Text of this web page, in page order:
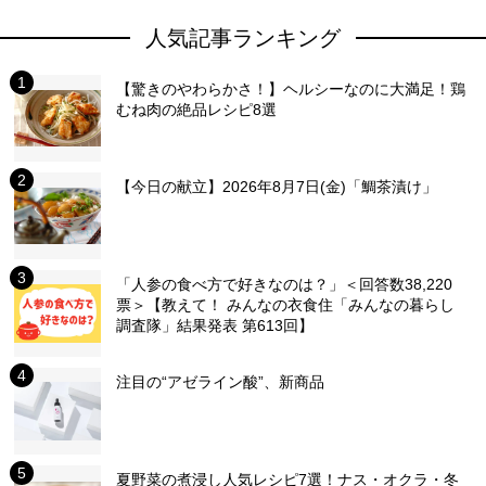
人気記事ランキング
【驚きのやわらかさ！】ヘルシーなのに大満足！鶏
むね肉の絶品レシピ8選
【今日の献立】2026年8月7日(金)「鯛茶漬け」
「人参の食べ方で好きなのは？」＜回答数38,220
票＞【教えて！ みんなの衣食住「みんなの暮らし
調査隊」結果発表 第613回】
注目の“アゼライン酸”、新商品
夏野菜の煮浸し人気レシピ7選！ナス・オクラ・冬